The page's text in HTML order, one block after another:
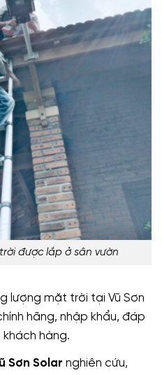
được lắp ở sân vườn
lượng mặt trời tại Vũ Sơn
hãng, nhập khẩu, đáp
hàng.
Sơn Solar nghiên cứu,